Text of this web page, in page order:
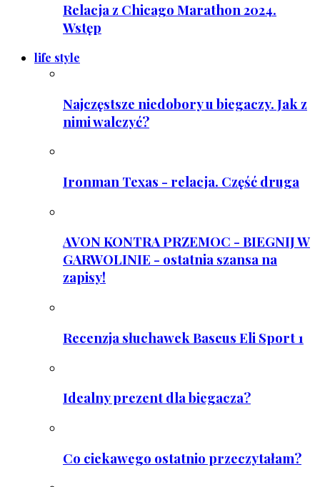
Relacja z Chicago Marathon 2024.
Wstęp
life style
Najczęstsze niedobory u biegaczy. Jak z
nimi walczyć?
Ironman Texas - relacja. Część druga
AVON KONTRA PRZEMOC - BIEGNIJ W
GARWOLINIE - ostatnia szansa na
zapisy!
Recenzja słuchawek Baseus Eli Sport 1
Idealny prezent dla biegacza?
Co ciekawego ostatnio przeczytałam?